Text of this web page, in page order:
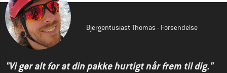
Bjergentusiast Thomas - Forsendelse
"Vi gør alt for at din pakke hurtigt når frem til dig."